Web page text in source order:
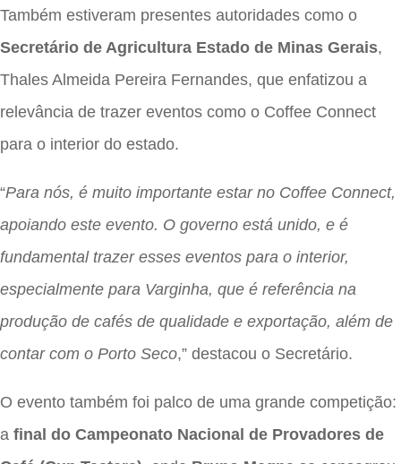
Também estiveram presentes autoridades como o
Secretário de Agricultura Estado de Minas Gerais,
Thales Almeida Pereira Fernandes, que enfatizou a
relevância de trazer eventos como o Coffee Connect
para o interior do estado.
“Para nós, é muito importante estar no Coffee Connect,
apoiando este evento. O governo está unido, e é
fundamental trazer esses eventos para o interior,
especialmente para Varginha, que é referência na
produção de cafés de qualidade e exportação, além de
contar com o Porto Seco,” destacou o Secretário.
O evento também foi palco de uma grande competição:
a final do Campeonato Nacional de Provadores de